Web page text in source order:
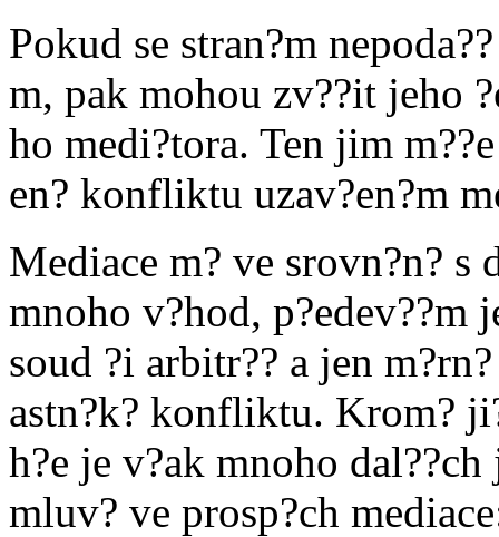
Pokud se stran?m
m, pak mohou zv??it jeho
ho medi?tora. Ten jim
en? konfliktu uzav?en?m
Mediace m? ve srovn?n? s
mnoho v?hod, p?edev??m
soud ?i arbitr?? a jen
astn?k? konfliktu. Krom?
h?e je v?ak mnoho
mluv? ve prosp?ch